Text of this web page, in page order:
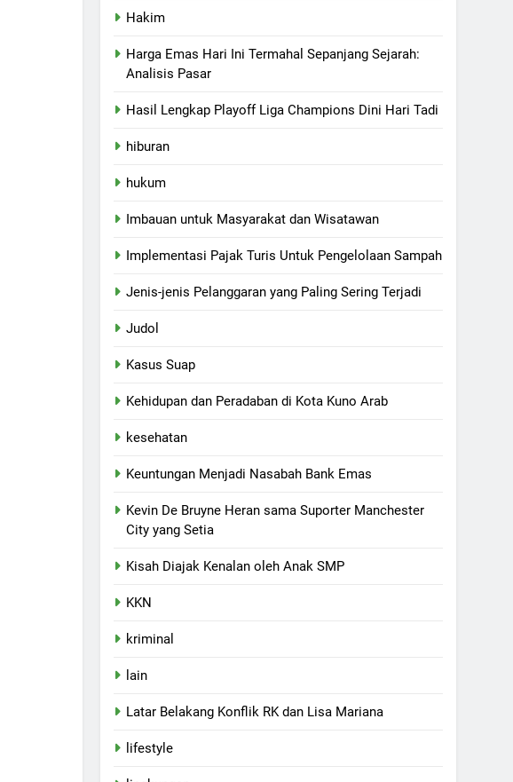
Hakim
Harga Emas Hari Ini Termahal Sepanjang Sejarah:
Analisis Pasar
Hasil Lengkap Playoff Liga Champions Dini Hari Tadi
hiburan
hukum
Imbauan untuk Masyarakat dan Wisatawan
Implementasi Pajak Turis Untuk Pengelolaan Sampah
Jenis-jenis Pelanggaran yang Paling Sering Terjadi
Judol
Kasus Suap
Kehidupan dan Peradaban di Kota Kuno Arab
kesehatan
Keuntungan Menjadi Nasabah Bank Emas
Kevin De Bruyne Heran sama Suporter Manchester
City yang Setia
Kisah Diajak Kenalan oleh Anak SMP
KKN
kriminal
lain
Latar Belakang Konflik RK dan Lisa Mariana
lifestyle